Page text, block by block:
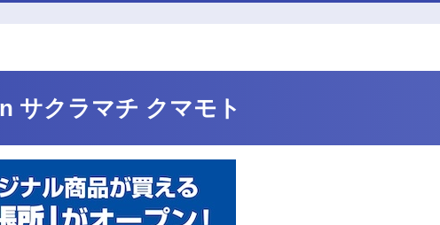
サクラマチ クマモト